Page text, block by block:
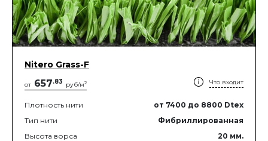
Nitero Grass-F
от 657.83 руб/м2 Что входит
Плотность нити от 7400 до 8800 Dtex
Тип нити
Фибриллированная
Высота ворса
20 мм.